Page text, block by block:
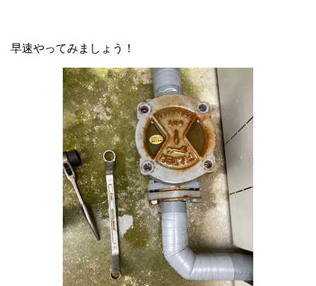
早速やってみましょう！